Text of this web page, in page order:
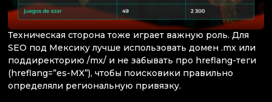
Техническая сторона тоже играет важную роль. Для
SEO под Мексику лучше использовать домен .mx или
поддиректорию /mx/ и не забывать про hreflang-теги
(hreflang=”es-MX”), чтобы поисковики правильно
определяли региональную привязку.